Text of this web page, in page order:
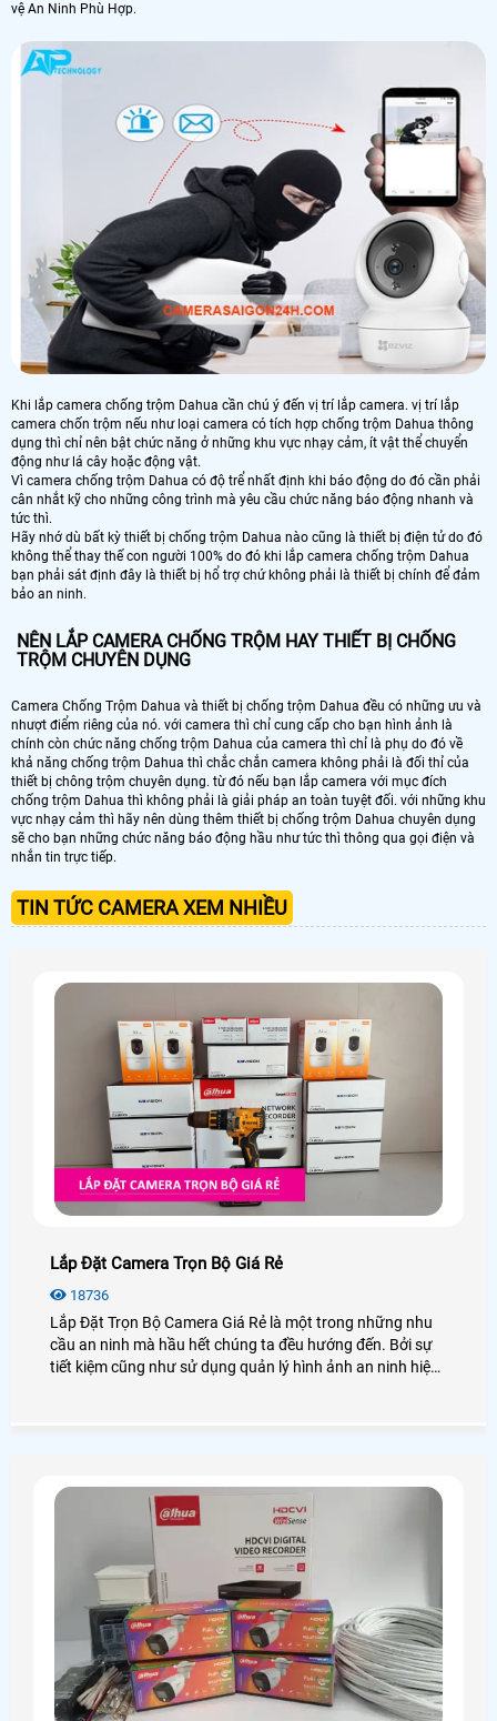
vệ An Ninh Phù Hợp.
Khi lắp camera chống trộm Dahua cần chú ý đến vị trí lắp camera. vị trí lắp
camera chốn trộm nếu như loại camera có tích hợp chống trộm Dahua thông
dụng thì chỉ nên bật chức năng ở những khu vực nhạy cảm, ít vật thể chuyển
động như lá cây hoặc động vật.
Vì camera chống trộm Dahua có độ trể nhất định khi báo động do đó cần phải
cân nhắt kỹ cho những công trình mà yêu cầu chức năng báo động nhanh và
tức thì.
Hãy nhớ dù bất kỳ thiết bị chống trộm Dahua nào cũng là thiết bị điện tử do đó
không thể thay thế con người 100% do đó khi lắp camera chống trộm Dahua
bạn phải sát định đây là thiết bị hổ trợ chứ không phải là thiết bị chính để đảm
bảo an ninh.
NÊN LẮP CAMERA CHỐNG TRỘM HAY THIẾT BỊ CHỐNG
TRỘM CHUYÊN DỤNG
Camera Chống Trộm Dahua và thiết bị chống trộm Dahua đều có những ưu và
nhượt điểm riêng của nó. với camera thì chỉ cung cấp cho bạn hình ảnh là
chính còn chức năng chống trộm Dahua của camera thì chỉ là phụ do đó về
khả năng chống trộm Dahua thì chắc chắn camera không phải là đối thỉ của
thiết bị chông trộm chuyên dụng. từ đó nếu bạn lắp camera với mục đích
chống trộm Dahua thì không phải là giải pháp an toàn tuyệt đối. với những khu
vực nhạy cảm thì hãy nên dùng thêm thiết bị chống trộm Dahua chuyên dụng
sẽ cho bạn những chức năng báo động hầu như tức thì thông qua gọi điện và
nhắn tin trực tiếp.
TIN TỨC CAMERA XEM NHIỀU
Lắp Đặt Camera Trọn Bộ Giá Rẻ
18736
Lắp Đặt Trọn Bộ Camera Giá Rẻ là một trong những nhu
cầu an ninh mà hầu hết chúng ta đều hướng đến. Bởi sự
tiết kiệm cũng như sử dụng quản lý hình ảnh an ninh hiệu